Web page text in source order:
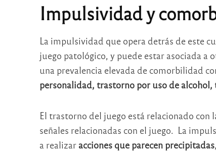
Impulsividad y
La impulsividad que opera detrás de este
juego patológico, y puede estar asociada
una prevalencia elevada de comorbilidad
personalidad, trastorno por uso de
El trastorno del juego está relacionado con
señales relacionadas con el juego. La
a realizar acciones que parecen precipitadas